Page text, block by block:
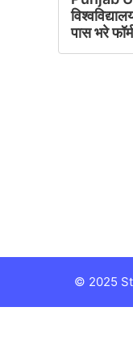
पास भरे फॉर्म
© 2025